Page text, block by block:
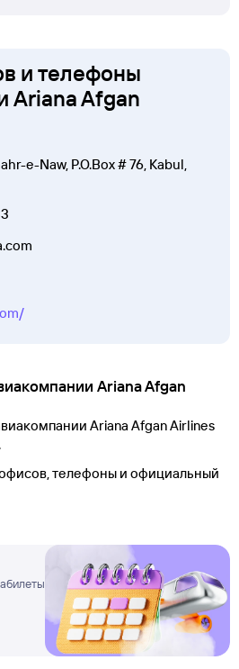
и телефоны
Ariana Afgan
e-Naw, P.O.Box # 76, Kabul,
Ariana Afgan
Ariana Afgan Airlines
телефоны и официальный